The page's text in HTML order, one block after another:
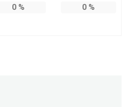
0% 0%